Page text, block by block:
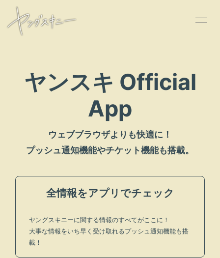
HOME
INFORMATION
SCHEDULE
PROFILE
DISCOGRAPHY
CONTACT
ヤンスキ Official
App
ウェブブラウザよりも快適に！
プッシュ通知機能やチケット機能も搭載。
全情報をアプリでチェック
ヤングスキニーに関する情報のすべてがここに！
大事な情報をいち早く受け取れるプッシュ通知機能も搭
載！